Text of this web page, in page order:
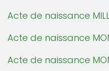
Acte de naissance
Acte de naissance
Acte de naissance